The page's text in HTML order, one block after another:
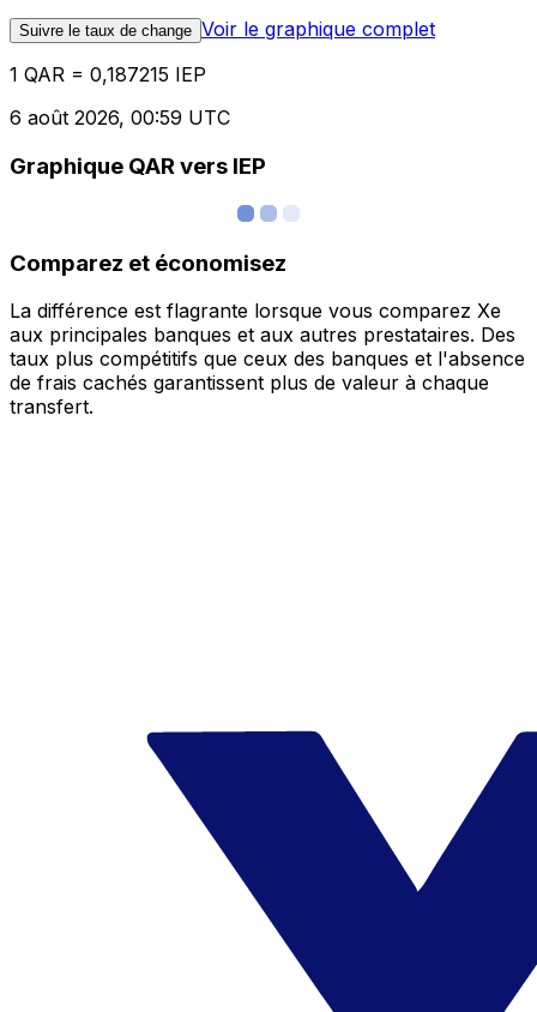
Suivre le taux de change Voir le graphique complet
1 QAR = 0,187215 IEP
6 août 2026, 00:59 UTC
Graphique QAR vers IEP
Comparez et économisez
La différence est flagrante lorsque vous comparez Xe
aux principales banques et aux autres prestataires. Des
taux plus compétitifs que ceux des banques et l'absence
de frais cachés garantissent plus de valeur à chaque
transfert.